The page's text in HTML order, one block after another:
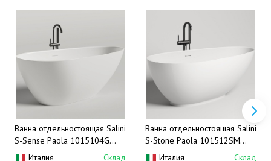
Ванна отдельностоящая Salini
S-Sense Paola 1015104G
172x82.5x60 (белый
Италия Склад
Ванна отдельностоящая Salini
S-Stone Paola 101512SM
172x82,5x62,2 (белый
Италия Склад